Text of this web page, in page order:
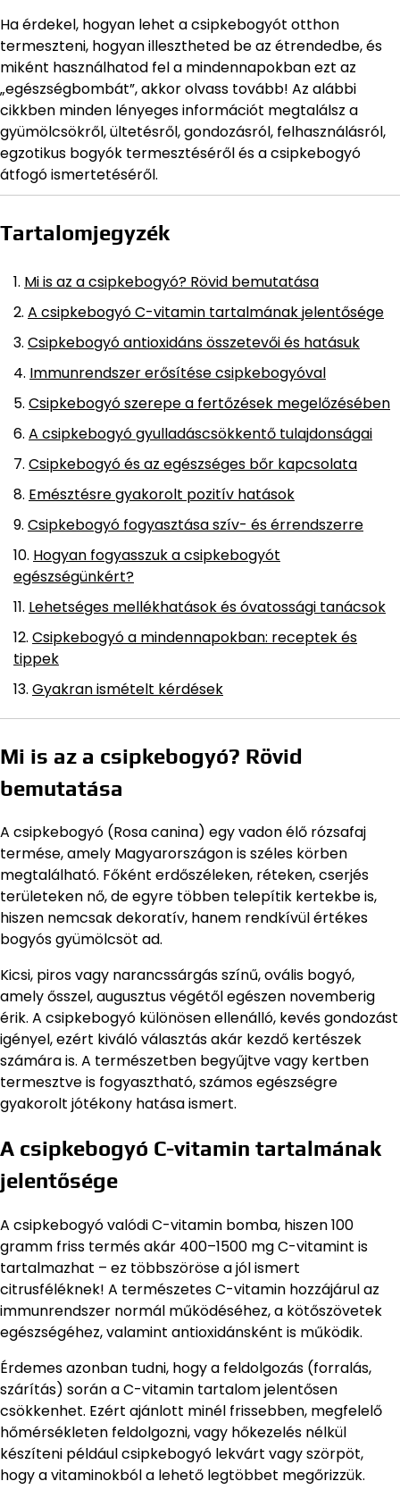
Ha érdekel, hogyan lehet a csipkebogyót otthon
termeszteni, hogyan illesztheted be az étrendedbe, és
miként használhatod fel a mindennapokban ezt az
„egészségbombát”, akkor olvass tovább! Az alábbi
cikkben minden lényeges információt megtalálsz a
gyümölcsökről, ültetésről, gondozásról, felhasználásról,
egzotikus bogyók termesztéséről és a csipkebogyó
átfogó ismertetéséről.
Tartalomjegyzék
Mi is az a csipkebogyó? Rövid bemutatása
A csipkebogyó C-vitamin tartalmának jelentősége
Csipkebogyó antioxidáns összetevői és hatásuk
Immunrendszer erősítése csipkebogyóval
Csipkebogyó szerepe a fertőzések megelőzésében
A csipkebogyó gyulladáscsökkentő tulajdonságai
Csipkebogyó és az egészséges bőr kapcsolata
Emésztésre gyakorolt pozitív hatások
Csipkebogyó fogyasztása szív- és érrendszerre
Hogyan fogyasszuk a csipkebogyót
egészségünkért?
Lehetséges mellékhatások és óvatossági tanácsok
Csipkebogyó a mindennapokban: receptek és
tippek
Gyakran ismételt kérdések
Mi is az a csipkebogyó? Rövid
bemutatása
A csipkebogyó (Rosa canina) egy vadon élő rózsafaj
termése, amely Magyarországon is széles körben
megtalálható. Főként erdőszéleken, réteken, cserjés
területeken nő, de egyre többen telepítik kertekbe is,
hiszen nemcsak dekoratív, hanem rendkívül értékes
bogyós gyümölcsöt ad.
Kicsi, piros vagy narancssárgás színű, ovális bogyó,
amely ősszel, augusztus végétől egészen novemberig
érik. A csipkebogyó különösen ellenálló, kevés gondozást
igényel, ezért kiváló választás akár kezdő kertészek
számára is. A természetben begyűjtve vagy kertben
termesztve is fogyasztható, számos egészségre
gyakorolt jótékony hatása ismert.
A csipkebogyó C-vitamin tartalmának
jelentősége
A csipkebogyó valódi C-vitamin bomba, hiszen 100
gramm friss termés akár 400–1500 mg C-vitamint is
tartalmazhat – ez többszöröse a jól ismert
citrusféléknek! A természetes C-vitamin hozzájárul az
immunrendszer normál működéséhez, a kötőszövetek
egészségéhez, valamint antioxidánsként is működik.
Érdemes azonban tudni, hogy a feldolgozás (forralás,
szárítás) során a C-vitamin tartalom jelentősen
csökkenhet. Ezért ajánlott minél frissebben, megfelelő
hőmérsékleten feldolgozni, vagy hőkezelés nélkül
készíteni például csipkebogyó lekvárt vagy szörpöt,
hogy a vitaminokból a lehető legtöbbet megőrizzük.